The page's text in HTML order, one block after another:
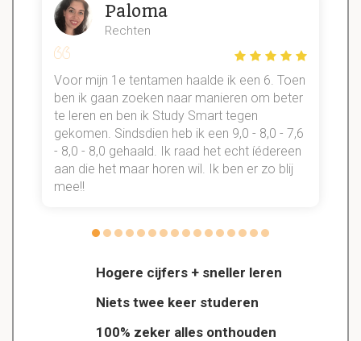
Hogere cijfers + sneller leren
Niets twee keer studeren
100% zeker alles onthouden
Paloma
Rechten
Voor mijn 1e tentamen haalde ik een 6. Toen
ben ik gaan zoeken naar manieren om beter
te leren en ben ik Study Smart tegen
gekomen. Sindsdien heb ik een 9,0 - 8,0 - 7,6
- 8,0 - 8,0 gehaald. Ik raad het echt íédereen
aan die het maar horen wil. Ik ben er zo blij
mee!!